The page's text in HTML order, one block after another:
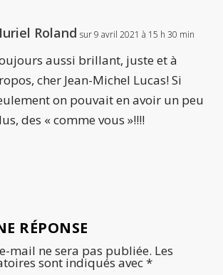
Roland sur 9 avril 2021 à 15 h 30 min
aussi brillant, juste et à
cher Jean-Michel Lucas! Si
on pouvait en avoir un peu
des « comme vous »!!!!
RÉPONSE
mail ne sera pas publiée. Les
sont indiqués avec*